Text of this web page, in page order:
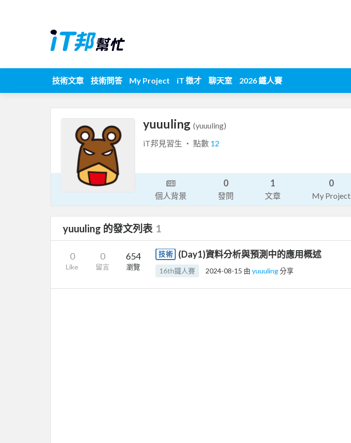
技術文章 技術問答 My Project iT 徵才 聊天室 2026 鐵人賽
yuuuling (yuuuling)
iT邦見習生 ‧ 點數 12
個人背景
0
發問
1
文章
0
My Project
yuuuling 的發文列表 1
0
Like
0
留言
654
瀏覽
技術 (Day1)資料分析與預測中的應用概述
16th鐵人賽 2024-08-15 由 yuuuling分享